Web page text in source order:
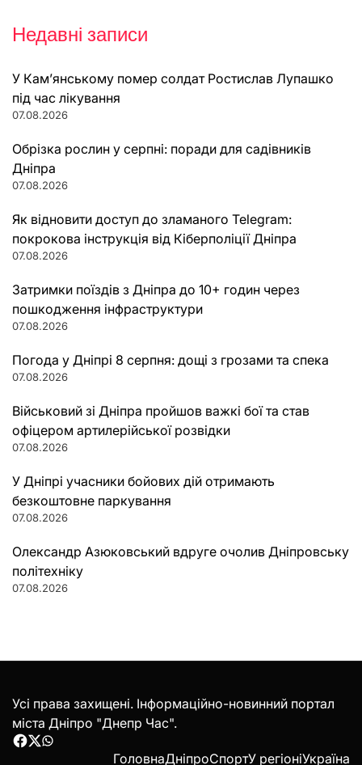
Недавні записи
У Кам’янському помер солдат Ростислав Лупашко
під час лікування
07.08.2026
Обрізка рослин у серпні: поради для садівників
Дніпра
07.08.2026
Як відновити доступ до зламаного Telegram:
покрокова інструкція від Кіберполіції Дніпра
07.08.2026
Затримки поїздів з Дніпра до 10+ годин через
пошкодження інфраструктури
07.08.2026
Погода у Дніпрі 8 серпня: дощі з грозами та спека
07.08.2026
Військовий зі Дніпра пройшов важкі бої та став
офіцером артилерійської розвідки
07.08.2026
У Дніпрі учасники бойових дій отримають
безкоштовне паркування
07.08.2026
Олександр Азюковський вдруге очолив Дніпровську
політехніку
07.08.2026
Усі права захищені. Інформаційно-новинний портал
міста Дніпро "Днепр Час".
Facebook
Twitter
WhatsApp
ГоловнаДніпроСпортУ регіоніУкраїна